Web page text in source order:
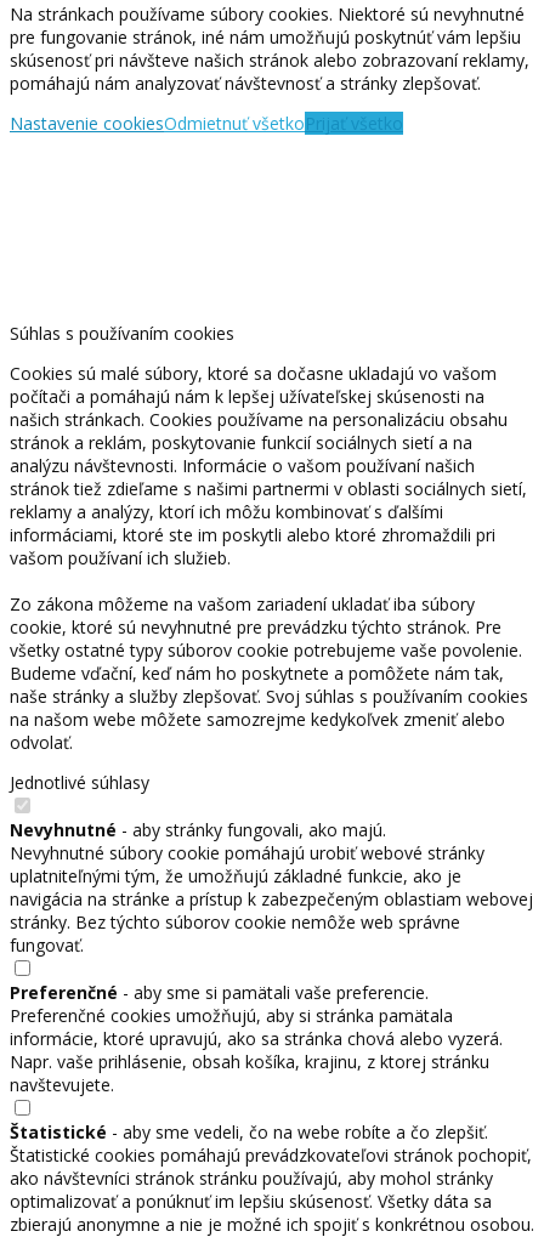
Na stránkach používame súbory cookies. Niektoré sú nevyhnutné
pre fungovanie stránok, iné nám umožňujú poskytnúť vám lepšiu
skúsenosť pri návšteve našich stránok alebo zobrazovaní reklamy,
pomáhajú nám analyzovať návštevnosť a stránky zlepšovať.
Nastavenie cookiesOdmietnuť všetkoPrijať všetko
Súhlas s používaním cookies
Cookies sú malé súbory, ktoré sa dočasne ukladajú vo vašom
počítači a pomáhajú nám k lepšej užívateľskej skúsenosti na
našich stránkach. Cookies používame na personalizáciu obsahu
stránok a reklám, poskytovanie funkcií sociálnych sietí a na
analýzu návštevnosti. Informácie o vašom používaní našich
stránok tiež zdieľame s našimi partnermi v oblasti sociálnych sietí,
reklamy a analýzy, ktorí ich môžu kombinovať s ďalšími
informáciami, ktoré ste im poskytli alebo ktoré zhromaždili pri
vašom používaní ich služieb.
Zo zákona môžeme na vašom zariadení ukladať iba súbory
cookie, ktoré sú nevyhnutné pre prevádzku týchto stránok. Pre
všetky ostatné typy súborov cookie potrebujeme vaše povolenie.
Budeme vďační, keď nám ho poskytnete a pomôžete nám tak,
naše stránky a služby zlepšovať. Svoj súhlas s používaním cookies
na našom webe môžete samozrejme kedykoľvek zmeniť alebo
odvolať.
Jednotlivé súhlasy
Nevyhnutné - aby stránky fungovali, ako majú.
Nevyhnutné súbory cookie pomáhajú urobiť webové stránky
uplatniteľnými tým, že umožňujú základné funkcie, ako je
navigácia na stránke a prístup k zabezpečeným oblastiam webovej
stránky. Bez týchto súborov cookie nemôže web správne
fungovať.
Preferenčné - aby sme si pamätali vaše preferencie.
Preferenčné cookies umožňujú, aby si stránka pamätala
informácie, ktoré upravujú, ako sa stránka chová alebo vyzerá.
Napr. vaše prihlásenie, obsah košíka, krajinu, z ktorej stránku
navštevujete.
Štatistické - aby sme vedeli, čo na webe robíte a čo zlepšiť.
Štatistické cookies pomáhajú prevádzkovateľovi stránok pochopiť,
ako návštevníci stránok stránku používajú, aby mohol stránky
optimalizovať a ponúknuť im lepšiu skúsenosť. Všetky dáta sa
zbierajú anonymne a nie je možné ich spojiť s konkrétnou osobou.